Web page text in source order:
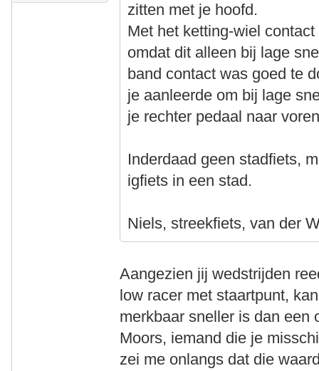
zitten met je hoofd.
Met het ketting-wiel
omdat dit alleen bij lage
band contact was goed te
je aanleerde om bij lage
je rechter pedaal naar
Inderdaad geen stadfiets,
igfiets in een stad.
Niels, streekfiets, van der
Aangezien jij wedstrijden
low racer met staartpunt,
merkbaar sneller is dan
Moors, iemand die je
zei me onlangs dat die